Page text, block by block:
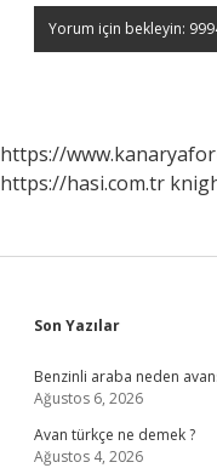
https://
https://hasi.com.tr
Sidebar
Son Yazılar
Benzinli araba neden
Ağustos 6, 2026
Avan türkçe ne demek ?
Ağustos 4, 2026